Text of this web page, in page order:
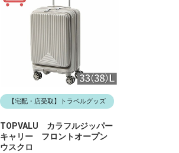
【宅配・店受取】トラベルグッズ
TOPVALU カラフルジッパー
キャリー フロントオープン
ウスクロ